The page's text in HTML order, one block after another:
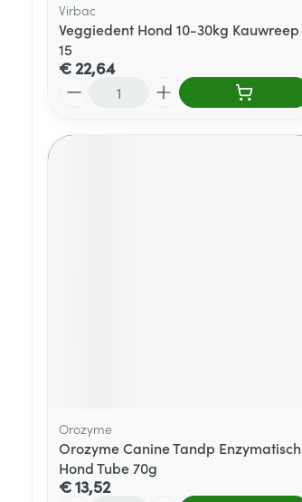
Virbac
Veggiedent Hond 10-30kg Kauwreep
15
€ 22,64
Orozyme
Orozyme Canine Tandp Enzymatisch
Hond Tube 70g
€ 13,52